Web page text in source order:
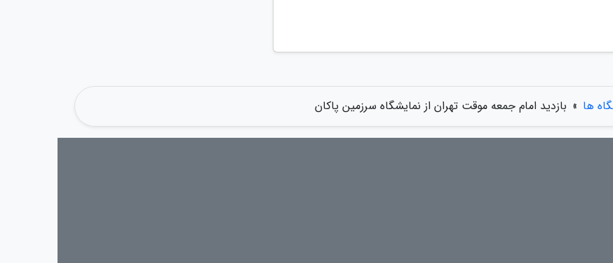
ها » بازدید امام جمعه موقت تهران از نمایشگاه سرزمین پاکان